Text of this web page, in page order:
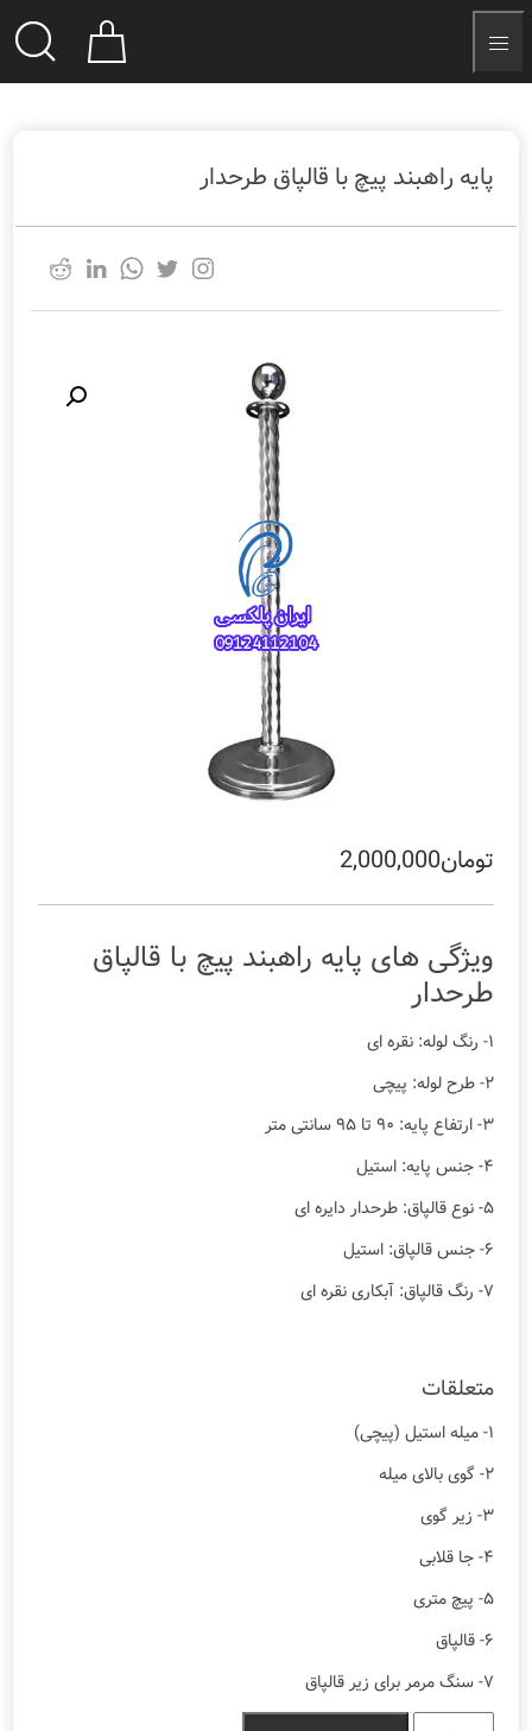
پایه راهبند پیچ با قالپاق طرحدار
تومان2,000,000
ویژگی های پایه راهبند پیچ با قالپاق
طرحدار
۱- رنگ لوله: نقره ای
۲- طرح لوله: پیچی
۳- ارتفاع پایه: ۹۰ تا ۹۵ سانتی متر
۴- جنس پایه: استیل
۵- نوع قالپاق: طرحدار دایره ای
۶- جنس قالپاق: استیل
۷- رنگ قالپاق: آبکاری نقره ای
متعلقات
۱- میله استیل (پیچی)
۲- گوی بالای میله
۳- زیر گوی
۴- جا قلابی
۵- پیچ متری
۶- قالپاق
۷- سنگ مرمر برای زیر قالپاق